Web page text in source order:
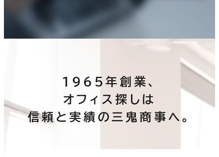
1965年創業、
オフィス探しは
信頼と実績の三鬼商事へ。